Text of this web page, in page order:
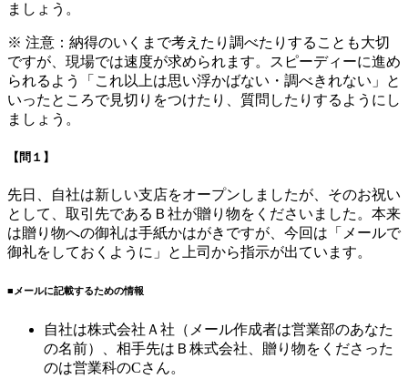
ましょう。
※ 注意：納得のいくまで考えたり調べたりすることも大切
ですが、現場では速度が求められます。スピーディーに進め
られるよう「これ以上は思い浮かばない・調べきれない」と
いったところで見切りをつけたり、質問したりするようにし
ましょう。
【問１】
先日、自社は新しい支店をオープンしましたが、そのお祝い
として、取引先であるＢ社が贈り物をくださいました。本来
は贈り物への御礼は手紙かはがきですが、今回は「メールで
御礼をしておくように」と上司から指示が出ています。
■メールに記載するための情報
自社は株式会社Ａ社（メール作成者は営業部のあなた
の名前）、相手先はＢ株式会社、贈り物をくださった
のは営業科のCさん。